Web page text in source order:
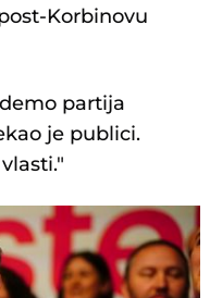
Korbinovu
partija
je publici.